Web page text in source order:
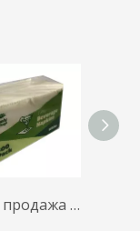
Прямая продажа с фабрики, скидка, 3-слойные салфетки, сырье, бумажные салфетки, салфетки, папиросная бумага